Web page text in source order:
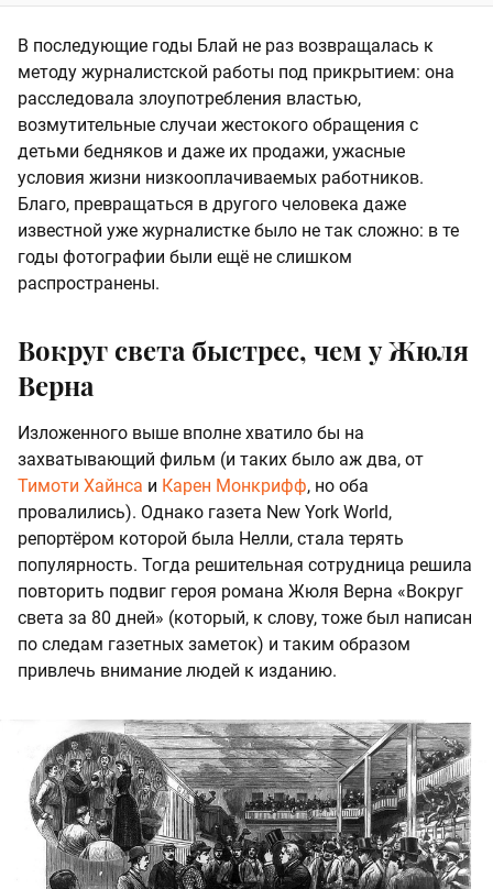
В последующие годы Блай не раз возвращалась к
методу журналистской работы под прикрытием: она
расследовала злоупотребления властью,
возмутительные случаи жестокого обращения с
детьми бедняков и даже их продажи, ужасные
условия жизни низкооплачиваемых работников.
Благо, превращаться в другого человека даже
известной уже журналистке было не так сложно: в те
годы фотографии были ещё не слишком
распространены.
Вокруг света быстрее, чем у Жюля
Верна
Изложенного выше вполне хватило бы на
захватывающий фильм (и таких было аж два, от
Тимоти Хайнса и Карен Монкрифф, но оба
провалились). Однако газета New York World,
репортёром которой была Нелли, стала терять
популярность. Тогда решительная сотрудница решила
повторить подвиг героя романа Жюля Верна «Вокруг
света за 80 дней» (который, к слову, тоже был написан
по следам газетных заметок) и таким образом
привлечь внимание людей к изданию.